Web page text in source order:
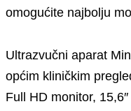
omogućite najbolju
Ultrazvučni aparat
općim kliničkim
Full HD monitor,